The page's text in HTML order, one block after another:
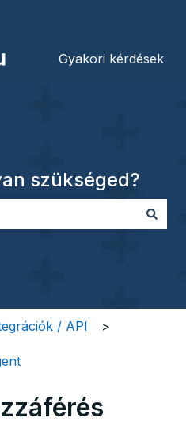
fordításokhoz
Gyakori kérdések
szükséged?
/ API